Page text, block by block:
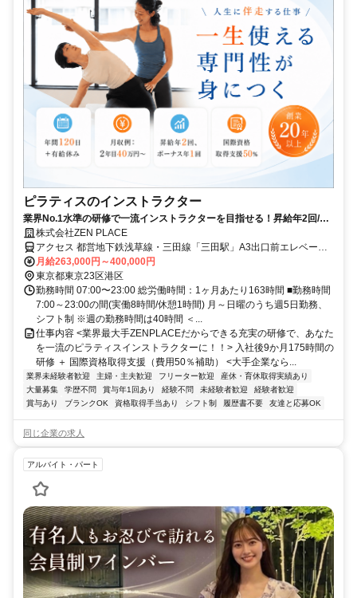
ピラティスのインストラクター
業界No.1水準の研修で一流インストラクターを目指せる！昇給年2回/賞
与年1回│年間休日120日＋有給｜住宅補助月2.5万円(条件あり)｜【資格
不問/未経験8割】
株式会社ZEN PLACE
アクセス 都営地下鉄浅草線・三田線「三田駅」A3出口前エレベータ
ー直結(am7:30～エレベーター始動)
月給263,000円～400,000円
東京都東京23区港区
勤務時間 07:00〜23:00 総労働時間：1ヶ月あたり163時間 ■勤務時間
7:00～23:00の間(実働8時間/休憩1時間) 月～日曜のうち週5日勤務、
シフト制 ※週の勤務時間は40時間 ＜...
仕事内容 <業界最大手ZENPLACEだからできる充実の研修で、あなた
を一流のピラティスインストラクターに！！> 入社後9か月175時間の
研修 ＋ 国際資格取得支援（費用50％補助） <大手企業なら...
業界未経験者歓迎 主婦・主夫歓迎 フリーター歓迎
産休・育休取得実績あり
大量募集
学歴不問 賞与年1回あり 経験不問 未経験者歓迎
経験者歓迎
賞与あり
ブランクOK 資格取得手当あり シフト制 履歴書不要 友達と応募OK
同じ企業の求人
アルバイト・パート